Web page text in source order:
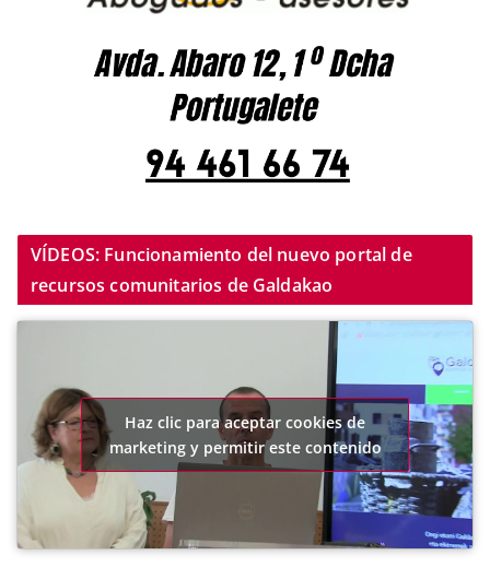
VÍDEOS: Funcionamiento del nuevo portal de
recursos comunitarios de Galdakao
Haz clic para aceptar cookies de
marketing y permitir este contenido